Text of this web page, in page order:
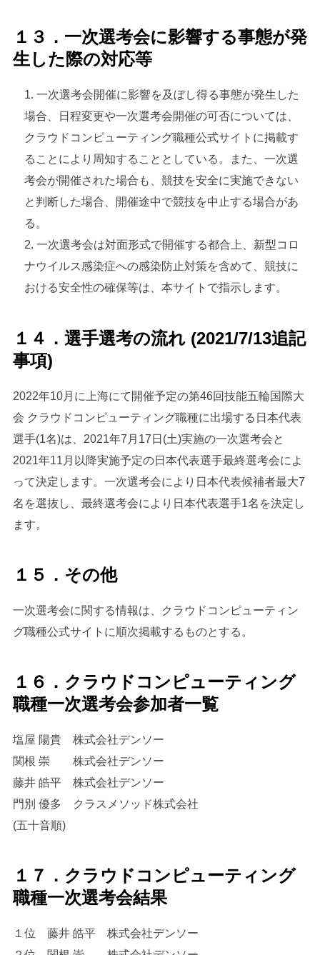
１３．一次選考会に影響する事態が発
生した際の対応等
一次選考会開催に影響を及ぼし得る事態が発生した
場合、日程変更や一次選考会開催の可否については、
クラウドコンピューティング職種公式サイトに掲載す
ることにより周知することとしている。また、一次選
考会が開催された場合も、競技を安全に実施できない
と判断した場合、開催途中で競技を中止する場合があ
る。
一次選考会は対面形式で開催する都合上、新型コロ
ナウイルス感染症への感染防止対策を含めて、競技に
おける安全性の確保等は、本サイトで指示します。
１４．選手選考の流れ (2021/7/13追記
事項)
2022年10月に上海にて開催予定の第46回技能五輪国際大
会 クラウドコンピューティング職種に出場する日本代表
選手(1名)は、2021年7月17日(土)実施の一次選考会と
2021年11月以降実施予定の日本代表選手最終選考会によ
って決定します。一次選考会により日本代表候補者最大7
名を選抜し、最終選考会により日本代表選手1名を決定し
ます。
１５．その他
一次選考会に関する情報は、クラウドコンピューティン
グ職種公式サイトに順次掲載するものとする。
１６．クラウドコンピューティング
職種一次選考会参加者一覧
塩屋 陽貴 株式会社デンソー
関根 崇 株式会社デンソー
藤井 皓平 株式会社デンソー
門別 優多 クラスメソッド株式会社
(五十音順)
１７．クラウドコンピューティング
職種一次選考会結果
１位 藤井 皓平 株式会社デンソー